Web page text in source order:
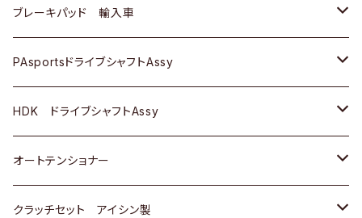
三菱
スバル
ＢＥＮＺ
三菱
スバル
マツダ
三菱
スバル
ダイハツ
マツダ
三菱
スバル
日産
ダイハツ
マツダ
三菱
スバル
日産
ダイハツ
マツダ
三菱
スバル
ホンダ
スズキ
日産
いすゞ
ダイハツ
ＡＵＤＩ
ＢＥＮＺ
ＢＭＷ
GOLF
ＷＡＧＥＮ
ブレーキパッド 輸入車
ＢＥＮＺ
ＢＭＷ
ＷＡＧＥＮ
ＶＯＬＶＯ
PAsportsドライブシャフトAssy
トヨタ
ホンダ
スズキ
HDK ドライブシャフトAssy
スズキ
ダイハツ
オートテンショナー
トヨタ
クラッチセット アイシン製